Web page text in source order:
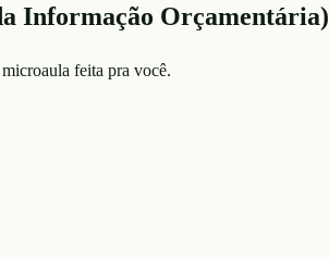
Informação Orçamentária)
feita pra você.